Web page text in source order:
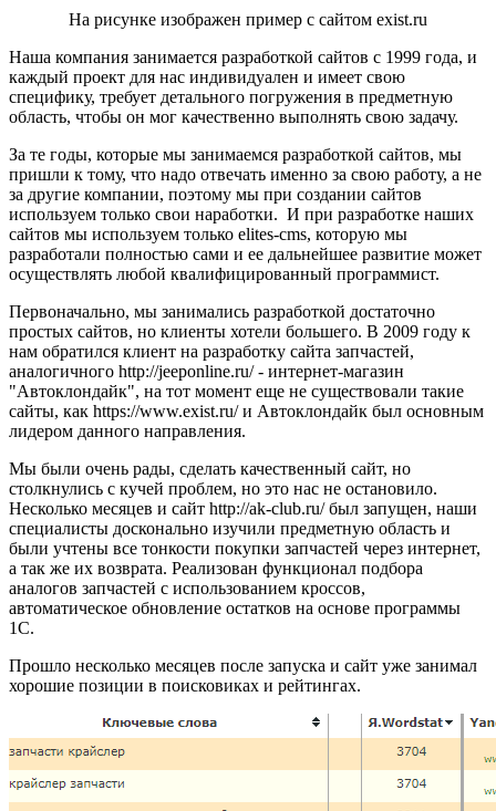
На рисунке изображен пример с сайтом exist.ru
Наша компания занимается разработкой сайтов с 1999 года, и
каждый проект для нас индивидуален и имеет свою
специфику, требует детального погружения в предметную
область, чтобы он мог качественно выполнять свою задачу.
За те годы, которые мы занимаемся разработкой сайтов, мы
пришли к тому, что надо отвечать именно за свою работу, а не
за другие компании, поэтому мы при создании сайтов
используем только свои наработки. И при разработке наших
сайтов мы используем только elites-cms, которую мы
разработали полностью сами и ее дальнейшее развитие может
осуществлять любой квалифицированный программист.
Первоначально, мы занимались разработкой достаточно
простых сайтов, но клиенты хотели большего. В 2009 году к
нам обратился клиент на разработку сайта запчастей,
аналогичного http://jeeponline.ru/ - интернет-магазин
"Автоклондайк", на тот момент еще не существовали такие
сайты, как https://www.exist.ru/ и Автоклондайк был основным
лидером данного направления.
Мы были очень рады, сделать качественный сайт, но
столкнулись с кучей проблем, но это нас не остановило.
Несколько месяцев и сайт http://ak-club.ru/ был запущен, наши
специалисты досконально изучили предметную область и
были учтены все тонкости покупки запчастей через интернет,
а так же их возврата. Реализован функционал подбора
аналогов запчастей с использованием кроссов,
автоматическое обновление остатков на основе программы
1C.
Прошло несколько месяцев после запуска и сайт уже занимал
хорошие позиции в поисковиках и рейтингах.